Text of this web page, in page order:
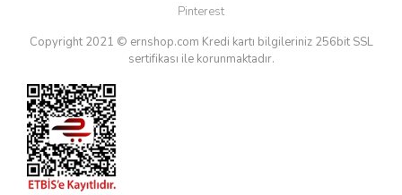
Pinterest
Copyright 2021 © ernshop.com Kredi kartı bilgileriniz 256bit SSL
sertifikası ile korunmaktadır.